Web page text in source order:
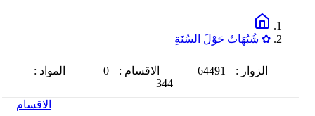
✿ شُبُهَاتٌ حَوْلَ السُنَةِ
الزوار : 64491 الاقسام : 0
المواد :
344
الاقسام